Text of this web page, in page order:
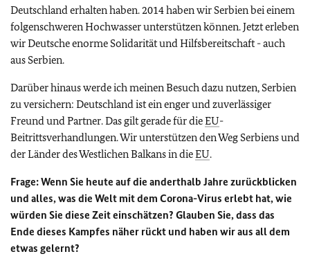
Deutschland erhalten haben. 2014 haben wir Serbien bei einem
folgenschweren Hochwasser unterstützen können. Jetzt erleben
wir Deutsche enorme Solidarität und Hilfsbereitschaft - auch
aus Serbien.
Darüber hinaus werde ich meinen Besuch dazu nutzen, Serbien
zu versichern: Deutschland ist ein enger und zuverlässiger
Freund und Partner. Das gilt gerade für dieEU-
Beitrittsverhandlungen. Wir unterstützen den Weg Serbiens und
der Länder des Westlichen Balkans in dieEU.
Frage: Wenn Sie heute auf die anderthalb Jahre zurückblicken
und alles, was die Welt mit dem Corona-Virus erlebt hat, wie
würden Sie diese Zeit einschätzen? Glauben Sie, dass das
Ende dieses Kampfes näher rückt und haben wir aus all dem
etwas gelernt?